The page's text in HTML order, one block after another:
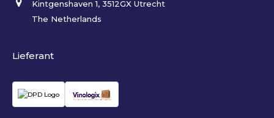
Kintgenshaven 1, 3512GX Utrecht
The Netherlands
Lieferant